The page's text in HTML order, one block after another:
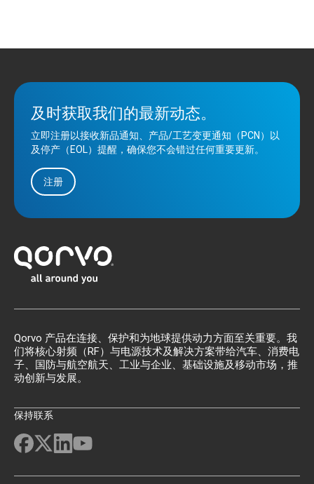
及时获取我们的最新动态。
立即注册以接收新品通知、产品/工艺变更通知（PCN）以
及停产（EOL）提醒，确保您不会错过任何重要更新。
注册
Qorvo 产品在连接、保护和为地球提供动力方面至关重要。我
们将核心射频（RF）与电源技术及解决方案带给汽车、消费电
子、国防与航空航天、工业与企业、基础设施及移动市场，推
动创新与发展。
保持联系